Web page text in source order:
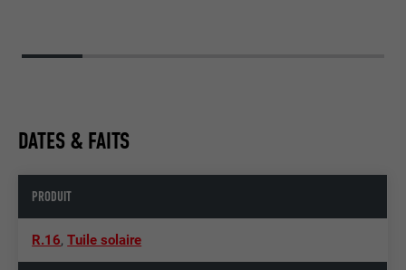
DATES & FAITS
PRODUIT
R.16,Tuile solaire